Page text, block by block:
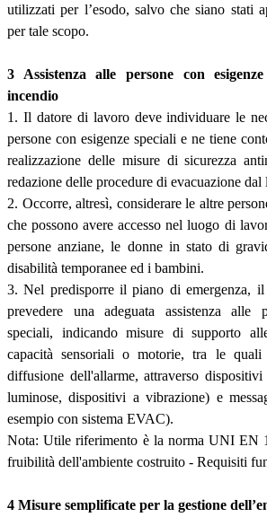
utilizzati per l’esodo, salvo che siano stati
per tale scopo.
3 Assistenza alle persone con
incendio
1. Il datore di lavoro deve individuare le
persone con esigenze speciali e ne tiene
realizzazione delle misure di sicurezza
redazione delle procedure di evacuazione
2. Occorre, altresì, considerare le altre
che possono avere accesso nel luogo di
persone anziane, le donne in stato di
disabilità temporanee ed i bambini.
3. Nel predisporre il piano di emergenza,
prevedere una adeguata assistenza alle
speciali, indicando misure di supporto
capacità sensoriali o motorie, tra le quali
diffusione dell'allarme, attraverso
luminose, dispositivi a vibrazione) e
esempio con sistema EVAC).
Nota: Utile riferimento è la norma UNI EN
fruibilità dell'ambiente costruito - Requisiti
4 Misure semplificate per la gestione